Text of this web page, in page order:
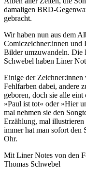
damaligen BRD-
gebracht.
Wir haben nun aus dem
Comiczeichner:innen und
Bilder umzuwandeln. Die
Schwebel haben Liner
Einige der Zeichner:innen
Fehlfarben dabei, andere
geboren, doch sie alle
»Paul ist tot« oder »Hier
mal nehmen sie den
Erzählung, mal
immer hat man sofort
Ohr.
Mit Liner Notes von den
Thomas Schwebel